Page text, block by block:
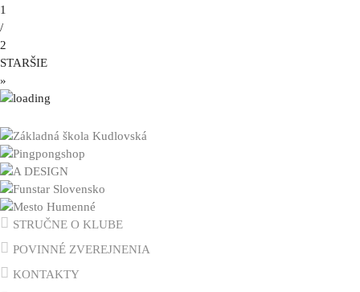
1
/
2
STARŠIE
»
STRUČNE O KLUBE
POVINNÉ ZVEREJNENIA
KONTAKTY